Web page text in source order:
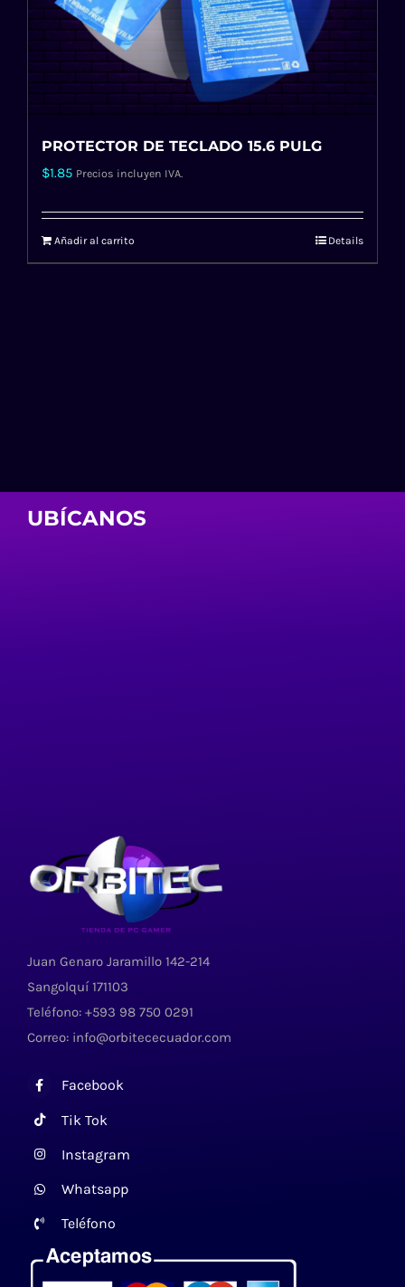
PROTECTOR DE TECLADO 15.6 PULG
$1.85 Precios incluyen IVA.
Añadir al carrito Details
UBÍCANOS
Juan Genaro Jaramillo 142-214
Sangolquí 171103
Teléfono: +593 98 750 0291
Correo: info@orbitececuador.com
Facebook
Tik Tok
Instagram
Whatsapp
Teléfono